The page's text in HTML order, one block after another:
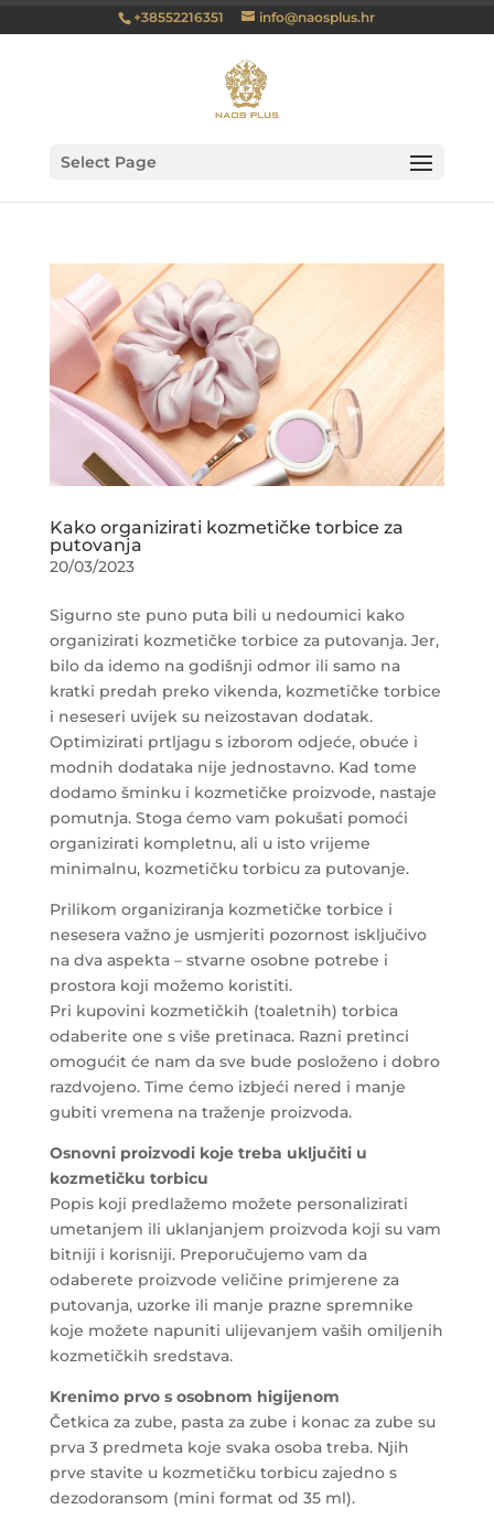
+38552216351 info@naosplus.hr
Select Page
Kako organizirati kozmetičke torbice za
putovanja
20/03/2023
Sigurno ste puno puta bili u nedoumici kako
organizirati kozmetičke torbice za putovanja. Jer,
bilo da idemo na godišnji odmor ili samo na
kratki predah preko vikenda, kozmetičke torbice
i neseseri uvijek su neizostavan dodatak.
Optimizirati prtljagu s izborom odjeće, obuće i
modnih dodataka nije jednostavno. Kad tome
dodamo šminku i kozmetičke proizvode, nastaje
pomutnja. Stoga ćemo vam pokušati pomoći
organizirati kompletnu, ali u isto vrijeme
minimalnu, kozmetičku torbicu za putovanje.
Prilikom organiziranja kozmetičke torbice i
nesesera važno je usmjeriti pozornost isključivo
na dva aspekta – stvarne osobne potrebe i
prostora koji možemo koristiti.
Pri kupovini kozmetičkih (toaletnih) torbica
odaberite one s više pretinaca. Razni pretinci
omogućit će nam da sve bude posloženo i dobro
razdvojeno. Time ćemo izbjeći nered i manje
gubiti vremena na traženje proizvoda.
Osnovni proizvodi koje treba uključiti u
kozmetičku torbicu
Popis koji predlažemo možete personalizirati
umetanjem ili uklanjanjem proizvoda koji su vam
bitniji i korisniji. Preporučujemo vam da
odaberete proizvode veličine primjerene za
putovanja, uzorke ili manje prazne spremnike
koje možete napuniti ulijevanjem vaših omiljenih
kozmetičkih sredstava.
Krenimo prvo s osobnom higijenom
Četkica za zube, pasta za zube i konac za zube su
prva 3 predmeta koje svaka osoba treba. Njih
prve stavite u kozmetičku torbicu zajedno s
dezodoransom (mini format od 35 ml).